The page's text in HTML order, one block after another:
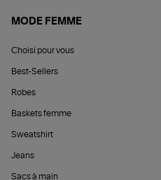
MODE FEMME
Choisi pour vous
Best-Sellers
Robes
Baskets femme
Sweatshirt
Jeans
Sacs à main